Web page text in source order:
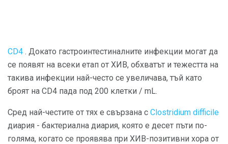
CD4 . Докато гастроинтестиналните инфекции могат да
се появят на всеки етап от ХИВ, обхватът и тежестта на
такива инфекции най-често се увеличава, тъй като
броят на CD4 пада под 200 клетки / mL.
Сред най-честите от тях е свързана с Clostridium difficile
диария - бактериална диария, която е десет пъти по-
голяма, когато се проявява при ХИВ-позитивни хора от